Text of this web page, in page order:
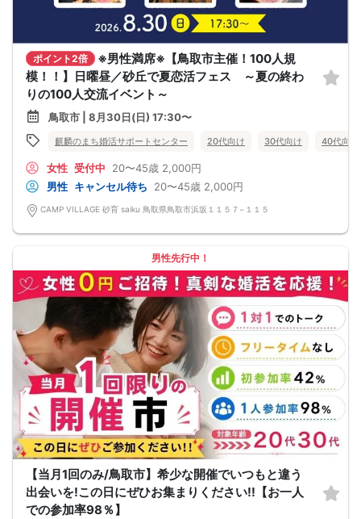
ポイント2倍
※男性満席※【鳥取市主催！100人規
模！！】日曜昼／砂丘で夏恋活フェス ～夏の終わ
りの100人交流イベント～
鳥取市 | 8月30日(日) 17:30〜
麒麟のまち婚活サポートセンター 20代向け 30代向け 40代向け
女性 受付中 20〜45歳 2,000円
男性 キャンセル待ち 20〜45歳 2,000円
CAMP VILLAGE 砂育 saiku 鳥取県鳥取市浜坂１１５７−１１５
男性先行中！
【当月1回のみ/鳥取市】希少な開催でいつもと違う
出会いを!この日にぜひお集まりください!!【お一人
での参加率98％】